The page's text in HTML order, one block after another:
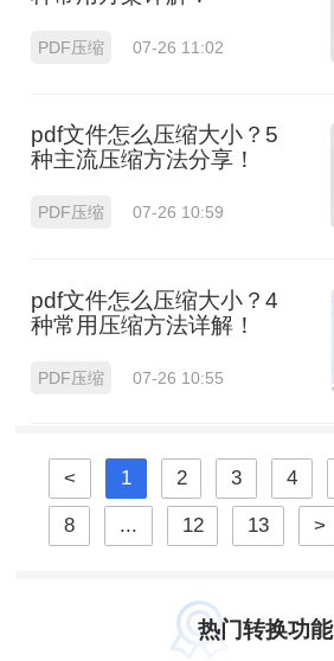
PDF压缩 07-26 11:02
pdf文件怎么压缩大小？5
种主流压缩方法分享！
PDF压缩 07-26 10:59
pdf文件怎么压缩大小？4
种常用压缩方法详解！
PDF压缩 07-26 10:55
< 1 2 3 4
8 ... 12 13 >
热门转换功能